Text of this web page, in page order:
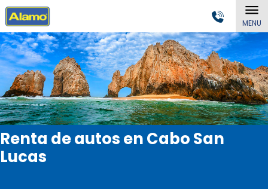
MENU
Renta de autos en Cabo San
Lucas